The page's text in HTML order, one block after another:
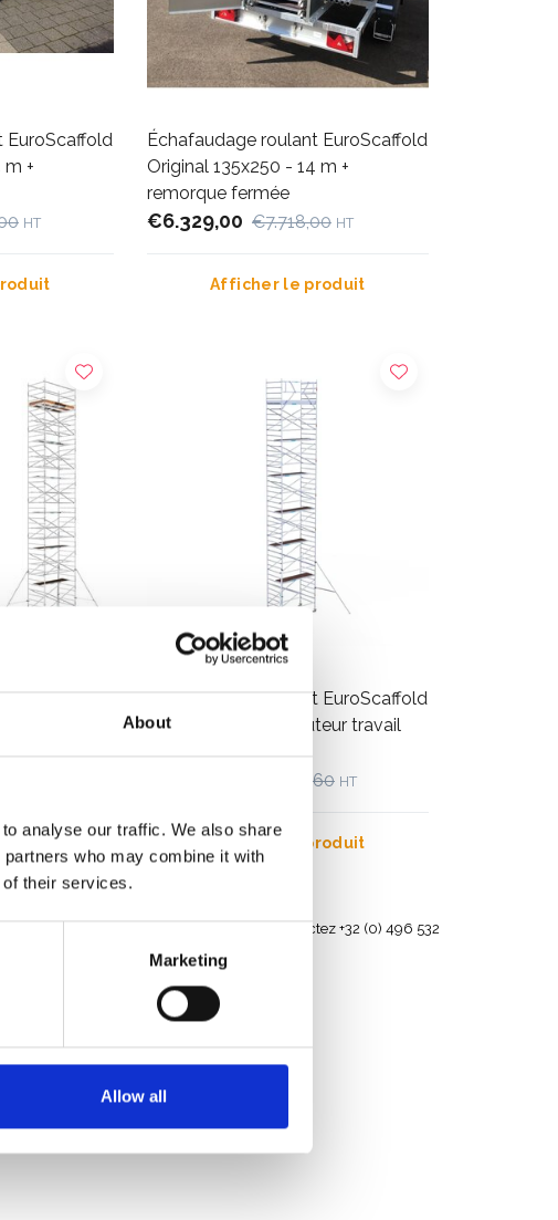
About
analyse our traffic. We also share
who may combine it with
of their services.
Marketing
Allow all
EuroScaffold
+
HT
Échafaudage roulant EuroScaffold
Original 135x250 - 14 m +
remorque fermée
€6.329,00 €7.718,00 HT
Afficher le produit
135 x
fermable
Échafaudage roulant EuroScaffold
Original 135x250 hauteur travail
14,2 m
€5.678,60 HT
Afficher le produit
Besoin d'aide? Contactez +32 (0) 496 532